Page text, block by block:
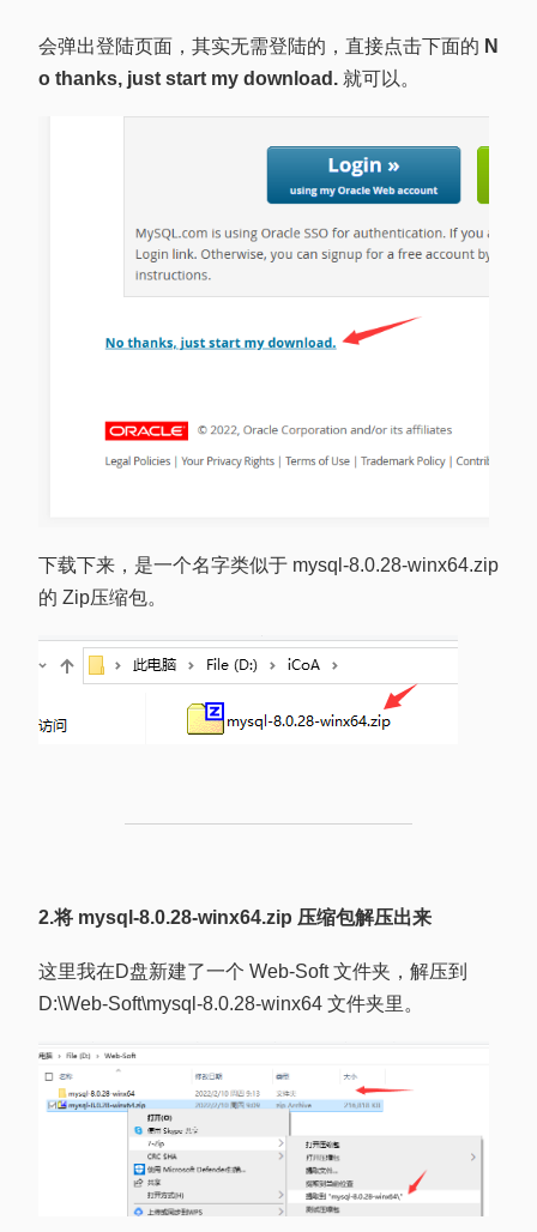
会弹出登陆页面，其实无需登陆的，直接点击下面的 N
o thanks, just start my download. 就可以。
下载下来，是一个名字类似于 mysql-8.0.28-winx64.zip
的 Zip压缩包。
2.将 mysql-8.0.28-winx64.zip 压缩包解压出来
这里我在D盘新建了一个 Web-Soft 文件夹，解压到
D:\Web-Soft\mysql-8.0.28-winx64 文件夹里。